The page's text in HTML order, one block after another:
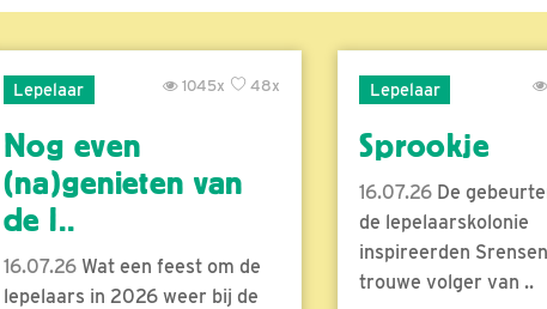
Lepelaar 48x
1045x
Nog even
(na)genieten van
de l..
16.07.26Wat een feest om de
lepelaars in 2026 weer bij de
Lepelaar
Sprookje
16.07.26 De
de lepelaarskolonie
inspireerden
trouwe volger van ..